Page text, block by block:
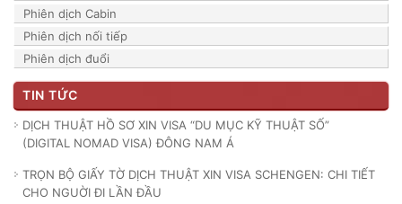
Phiên dịch Cabin
Phiên dịch nối tiếp
Phiên dịch đuổi
TIN TỨC
DỊCH THUẬT HỒ SƠ XIN VISA “DU MỤC KỸ THUẬT SỐ”
(DIGITAL NOMAD VISA) ĐÔNG NAM Á
TRỌN BỘ GIẤY TỜ DỊCH THUẬT XIN VISA SCHENGEN: CHI TIẾT
CHO NGUỜI ĐI LẦN ĐẦU